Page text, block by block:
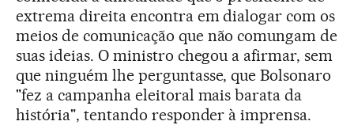
extrema direita encontra em dialogar com os
meios de comunicação que não comungam de
suas ideias. O ministro chegou a afirmar, sem
que ninguém lhe perguntasse, que Bolsonaro
"fez a campanha eleitoral mais barata da
história", tentando responder à imprensa.